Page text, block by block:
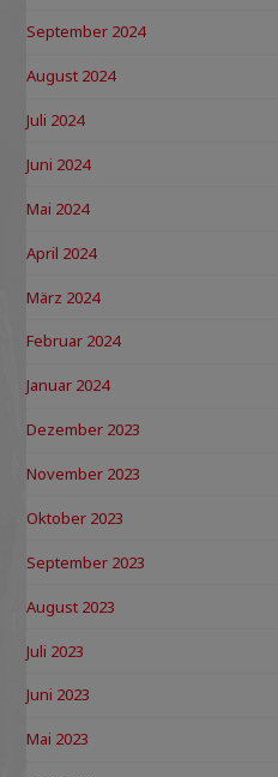
September 2024
August 2024
Juli 2024
Juni 2024
Mai 2024
April 2024
März 2024
Februar 2024
Januar 2024
Dezember 2023
November 2023
Oktober 2023
September 2023
August 2023
Juli 2023
Juni 2023
Mai 2023